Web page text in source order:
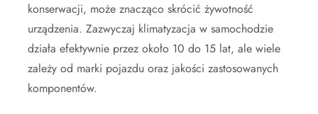
konserwacji, może znacząco skrócić żywotność
urządzenia. Zazwyczaj klimatyzacja w samochodzie
działa efektywnie przez około 10 do 15 lat, ale wiele
zależy od marki pojazdu oraz jakości zastosowanych
komponentów.